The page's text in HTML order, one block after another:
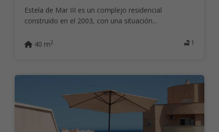
Estela de Mar III es un complejo residencial
construido en el 2003, con una situación...
1
40 m2